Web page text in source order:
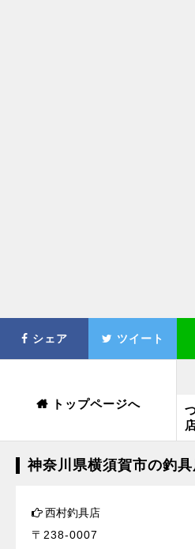
シェア ツイート
トップページへ
神奈川県横須賀市の釣具
西村釣具店
〒238-0007